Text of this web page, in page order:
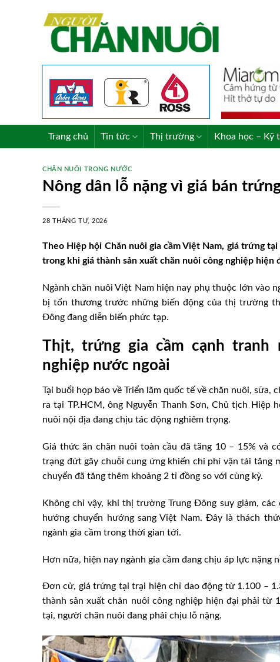
Trang chủ Tin tức Thị trường Khoa học – Kỹ
CHĂN NUÔI TRONG NƯỚC
Nông dân lỗ nặng vì giá bán
28 THÁNG TƯ, 2026
Theo Hiệp hội Chăn nuôi gia cầm Việt Nam, giá trứng
trong khi giá thành sản xuất chăn nuôi công nghiệp
Ngành chăn nuôi Việt Nam hiện nay phụ thuộc lớn vào
bị tổn thương trước những biến động của thị trường
Đông đang diễn biến phức tạp.
Thịt, trứng gia cầm cạnh tranh
nghiệp nước ngoài
Tại buổi họp báo về Triển lãm quốc tế về chăn nuôi,
ra tại TP.HCM, ông Nguyễn Thanh Sơn, Chủ tịch Hiệp
nuôi nội địa đang chịu tác động nghiêm trọng.
Giá thức ăn chăn nuôi toàn cầu đã tăng 10 – 15% và
trạng đứt gãy chuỗi cung ứng khiến chi phí vận tải tăng
chuyển đã tăng thêm khoảng 2 tỉ đồng so với cùng kỳ.
Không chỉ vậy, khi thị trường Trung Đông suy giảm,
hướng chuyển hướng sang Việt Nam. Đây là thách
ngành gia cầm trong thời gian tới.
Hơn nữa, hiện nay ngành gia cầm đang chịu áp lực nặng
Đơn cử, giá trứng tại trại hiện chỉ dao động từ 1.100 –
thành sản xuất chăn nuôi công nghiệp hiện đại phải từ
tại, người chăn nuôi đang phải chịu lỗ nặng.